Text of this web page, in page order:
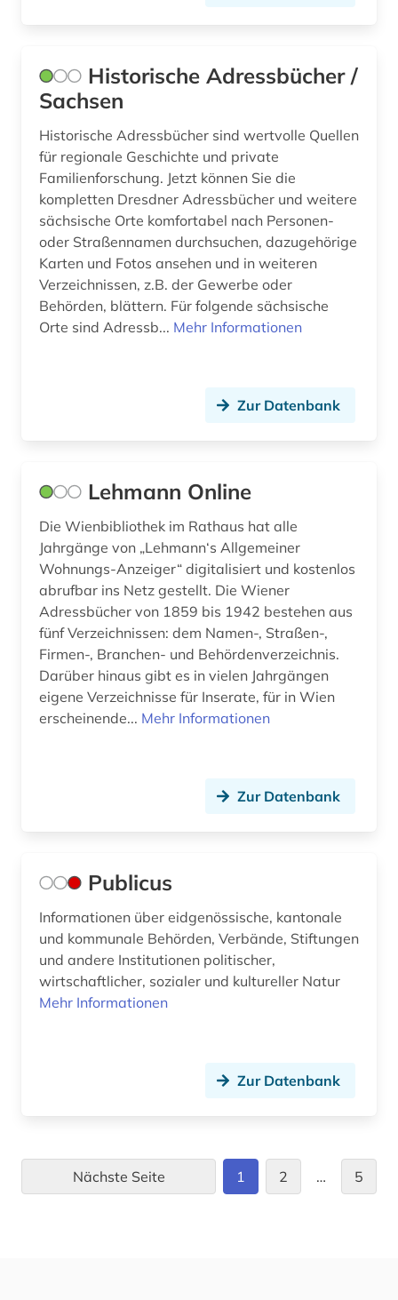
Historische Adressbücher /
Sachsen
Historische Adressbücher sind wertvolle Quellen
für regionale Geschichte und private
Familienforschung. Jetzt können Sie die
kompletten Dresdner Adressbücher und weitere
sächsische Orte komfortabel nach Personen-
oder Straßennamen durchsuchen, dazugehörige
Karten und Fotos ansehen und in weiteren
Verzeichnissen, z.B. der Gewerbe oder
Behörden, blättern. Für folgende sächsische
Orte sind Adressb... Mehr Informationen
Zur Datenbank
Lehmann Online
Die Wienbibliothek im Rathaus hat alle
Jahrgänge von „Lehmann‘s Allgemeiner
Wohnungs-Anzeiger“ digitalisiert und kostenlos
abrufbar ins Netz gestellt. Die Wiener
Adressbücher von 1859 bis 1942 bestehen aus
fünf Verzeichnissen: dem Namen-, Straßen-,
Firmen-, Branchen- und Behördenverzeichnis.
Darüber hinaus gibt es in vielen Jahrgängen
eigene Verzeichnisse für Inserate, für in Wien
erscheinende... Mehr Informationen
Zur Datenbank
Publicus
Informationen über eidgenössische, kantonale
und kommunale Behörden, Verbände, Stiftungen
und andere Institutionen politischer,
wirtschaftlicher, sozialer und kultureller Natur
Mehr Informationen
Zur Datenbank
Nächste Seite 1 2 … 5